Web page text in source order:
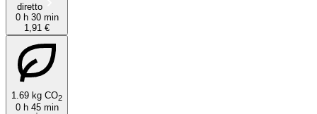
diretto
0 h 30 min
1,91 €
1.69 kg CO2
0 h 45 min